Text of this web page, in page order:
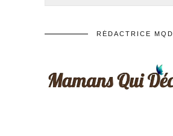
RÉDACTRICE MQD